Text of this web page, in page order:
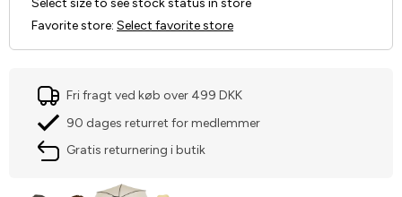
Favorite store: Select favorite store
Fri fragt ved køb over 499 DKK
90 dages returret for medlemmer
Gratis returnering i butik